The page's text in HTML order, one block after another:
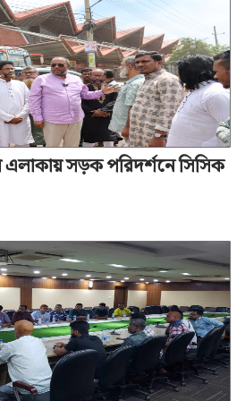
দৃষ্টান্ত।
দেখা গেছে, স্থানীয় ভোটার, প্রার্থী
জনগণের সৌহার্দ্যপূর্ণ
এবং দায়িত্বশীল মনোভাব
ও বিশ্বাসযোগ্য। একই সঙ্গে
বাহিনীর সময়োপযোগী, পেশাদার
অস্থিরতা বা অনাকাঙ্ক্ষিত
হওয়ায় বাহিনীকে বড় ধরনের
হয়নি।
সারাদেশে যে শান্তিপূর্ণ
হয়েছে, তা প্রায় ১৮ কোটি
প্রতিফলন। এই নির্বাচন
এলাকায় সড়ক পরিদর্শনে সিসিক